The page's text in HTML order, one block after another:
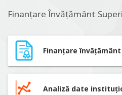
Finanțare Învățământ
Finanțare
Analiză date